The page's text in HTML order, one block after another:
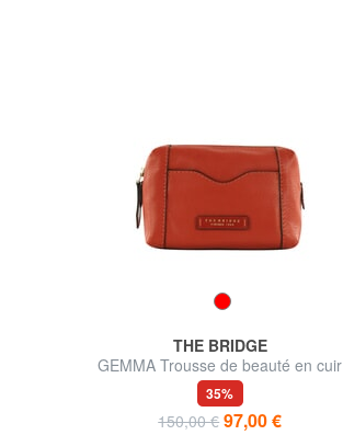
THE BRIDGE
GEMMA Trousse de beauté en cuir
35%
150,00 € 97,00 €